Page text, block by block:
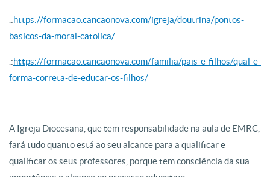
.:https://formacao.cancaonova.com/igreja/doutrina/pontos-
basicos-da-moral-catolica/
.:https://formacao.cancaonova.com/familia/pais-e-filhos/qual-e-
forma-correta-de-educar-os-filhos/
A Igreja Diocesana, que tem responsabilidade na aula de EMRC,
fará tudo quanto está ao seu alcance para a qualificar e
qualificar os seus professores, porque tem consciência da sua